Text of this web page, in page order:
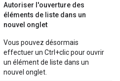
Autoriser l'ouverture des
éléments de liste dans un
nouvel onglet
Vous pouvez désormais
effectuer un Ctrl+clic pour ouvrir
un élément de liste dans un
nouvel onglet.